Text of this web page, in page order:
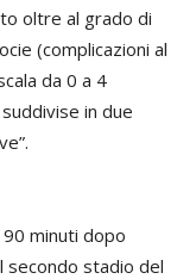
oltre al grado di
(complicazioni al
da 0 a 4
in due
minuti dopo
secondo stadio del